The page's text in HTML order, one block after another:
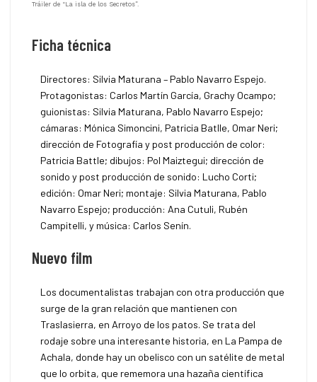
Tráiler de “La isla de los Secretos”.
Ficha técnica
Directores: Silvia Maturana – Pablo Navarro Espejo.
Protagonistas: Carlos Martín García, Grachy Ocampo;
guionistas: Silvia Maturana, Pablo Navarro Espejo;
cámaras: Mónica Simoncini, Patricia Batlle, Omar Neri;
dirección de Fotografía y post producción de color:
Patricia Battle; dibujos: Pol Maiztegui; dirección de
sonido y post producción de sonido: Lucho Corti;
edición: Omar Neri; montaje: Silvia Maturana, Pablo
Navarro Espejo; producción: Ana Cutuli, Rubén
Campitelli, y música: Carlos Senín.
Nuevo film
Los documentalistas trabajan con otra producción que
surge de la gran relación que mantienen con
Traslasierra, en Arroyo de los patos. Se trata del
rodaje sobre una interesante historia, en La Pampa de
Achala, donde hay un obelisco con un satélite de metal
que lo orbita, que rememora una hazaña científica